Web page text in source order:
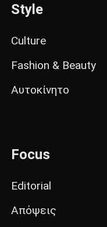
Style
Culture
Fashion & Beauty
Αυτοκίνητο
Focus
Editorial
Απόψεις